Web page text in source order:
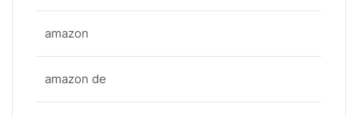
amazon
amazon de